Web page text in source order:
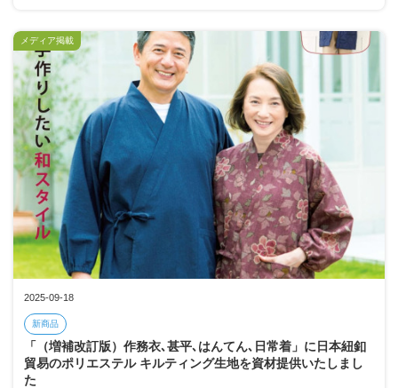
2025-09-18
新商品
「（増補改訂版）作務衣､甚平､はんてん､日常着」に日本紐釦
貿易のポリエステル キルティング生地を資材提供いたしまし
た
メディア掲載